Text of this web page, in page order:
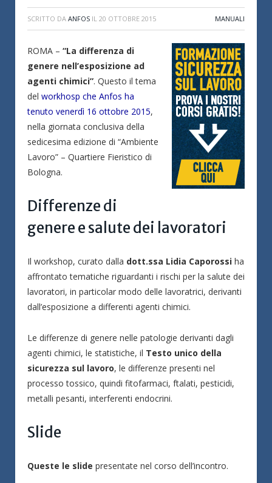
SCRITTO DA ANFOS IL 20 OTTOBRE 2015 MANUALI
ROMA – “La differenza di
genere nell’esposizione ad
agenti chimici”. Questo il tema
del workhosp che Anfos ha
tenuto venerdì 16 ottobre 2015,
nella giornata conclusiva della
sedicesima edizione di “Ambiente
Lavoro” – Quartiere Fieristico di
Bologna.
Differenze di
genere e salute dei lavoratori
Il workshop, curato dalla dott.ssa Lidia Caporossi ha
affrontato tematiche riguardanti i rischi per la salute dei
lavoratori, in particolar modo delle lavoratrici, derivanti
dall’esposizione a differenti agenti chimici.
Le differenze di genere nelle patologie derivanti dagli
agenti chimici, le statistiche, il Testo unico della
sicurezza sul lavoro, le differenze presenti nel
processo tossico, quindi fitofarmaci, ftalati, pesticidi,
metalli pesanti, interferenti endocrini.
Slide
Queste le slide presentate nel corso dell’incontro.